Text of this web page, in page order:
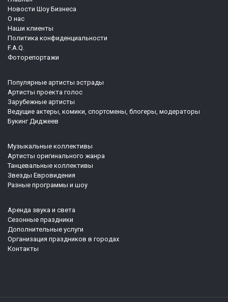
Новости Шоу Бизнеса
О нас
Наши клиенты
Политика конфиденциальности
F.A.Q.
Фоторепортажи
Популярные артисты эстрады
Артисты проекта голос
Зарубежные артисты
Ведущие актеры, комики, спортсмены, блогеры, модераторы
Букинг Диджеев
Музыкальные коллективы
Артисты оригинального жанра
Танцевальные коллективы
Звезды Евровидения
Разные программы и шоу
Аренда звука и света
Сезонные праздники
Дополнительные услуги
Организация праздников в городах
Контакты